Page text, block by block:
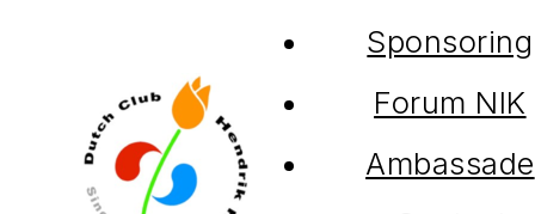
Sponsoring
Forum NIK
Ambassade